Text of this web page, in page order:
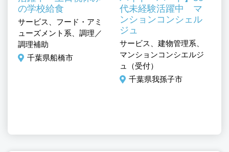
の学校給食
サービス、フード・アミ
ューズメント系、調理／
調理補助
千葉県船橋市
代未経験活躍中 マ
ンションコンシェル
ジュ
サービス、建物管理系、
マンションコンシエルジ
ュ（受付）
千葉県我孫子市